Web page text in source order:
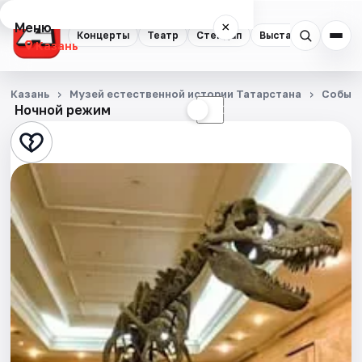
Концерты Театр Стендап Выставки
Меню ×
Казань
Концерты
Театр
Стендап
Выставки
Квесты
Экскурсии
Спорт
События
Ночной режим ☾
Казань Музей естественной истории Татарстана